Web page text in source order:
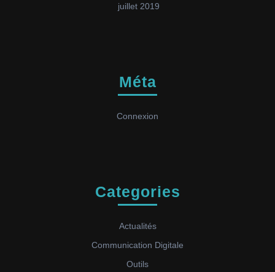
juillet 2019
Méta
Connexion
Categories
Actualités
Communication Digitale
Outils